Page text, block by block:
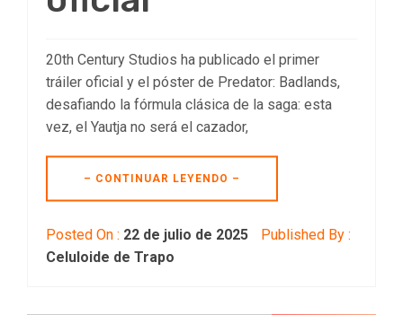
20th Century Studios ha publicado el primer
tráiler oficial y el póster de Predator: Badlands,
desafiando la fórmula clásica de la saga: esta
vez, el Yautja no será el cazador,
– CONTINUAR LEYENDO –
Posted On : 22 de julio de 2025
Published By :
Celuloide de Trapo